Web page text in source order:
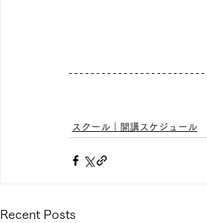
スクール｜開講スケジュール
Recent Posts